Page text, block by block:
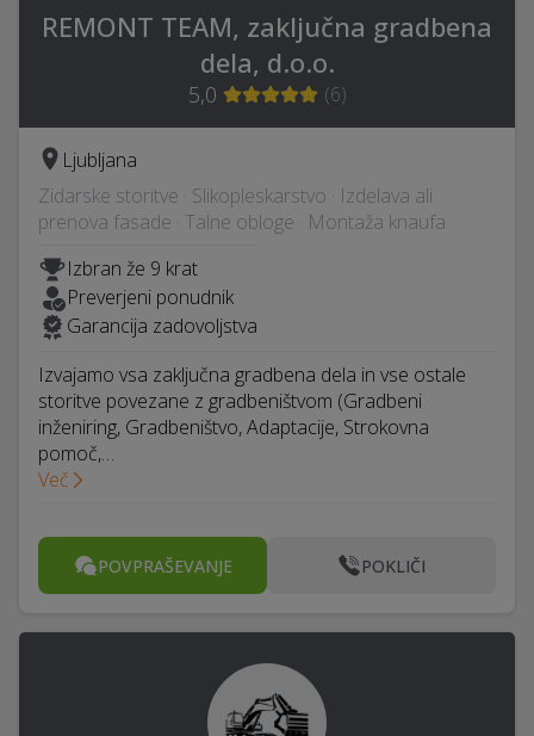
REMONT TEAM, zaključna gradbena
dela, d.o.o.
5,0 (6)
Ljubljana
Zidarske storitve · Slikopleskarstvo · Izdelava ali
prenova fasade · Talne obloge · Montaža knaufa
Izbran že 9 krat
Preverjeni ponudnik
Garancija zadovoljstva
Izvajamo vsa zaključna gradbena dela in vse ostale
storitve povezane z gradbeništvom (Gradbeni
inženiring, Gradbeništvo, Adaptacije, Strokovna
pomoč,…
Več
POVPRAŠEVANJE POKLIČI